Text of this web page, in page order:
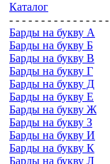
Каталог
- - - - - - - - - - - - - - - -
Барды на букву А
Барды на букву Б
Барды на букву В
Барды на букву Г
Барды на букву Д
Барды на букву Е
Барды на букву Ж
Барды на букву З
Барды на букву И
Барды на букву К
Барды на букву Л